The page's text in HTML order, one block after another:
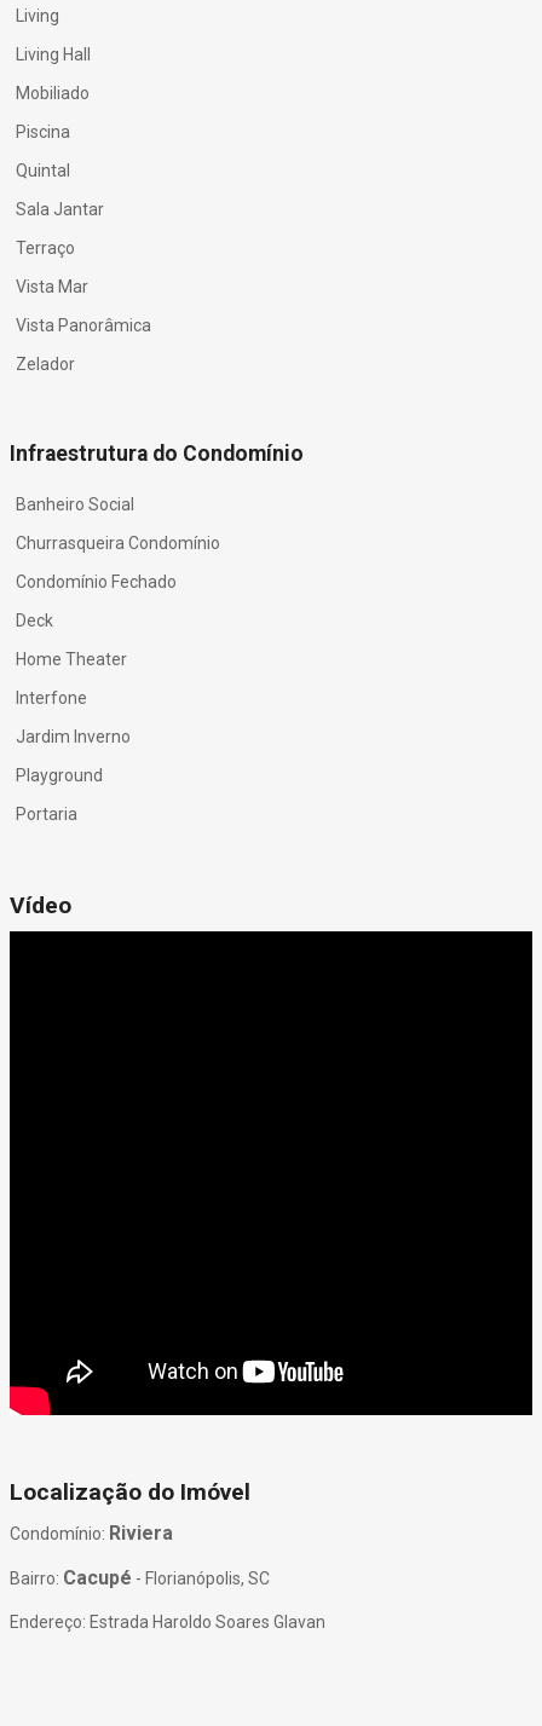
Living
Living Hall
Mobiliado
Piscina
Quintal
Sala Jantar
Terraço
Vista Mar
Vista Panorâmica
Zelador
Infraestrutura do Condomínio
Banheiro Social
Churrasqueira Condomínio
Condomínio Fechado
Deck
Home Theater
Interfone
Jardim Inverno
Playground
Portaria
Vídeo
Localização do Imóvel
Condomínio: Riviera
Bairro: Cacupé - Florianópolis, SC
Endereço: Estrada Haroldo Soares Glavan